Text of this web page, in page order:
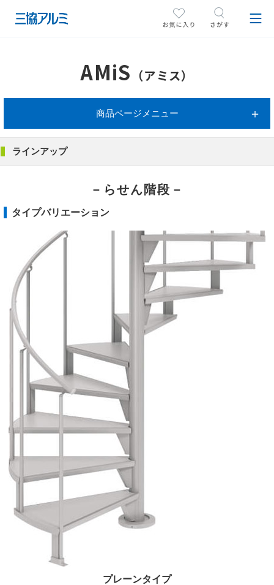
AMiS （アミス）
商品ページメニュー
ラインアップ
－らせん階段－
タイプバリエーション
プレーンタイプ